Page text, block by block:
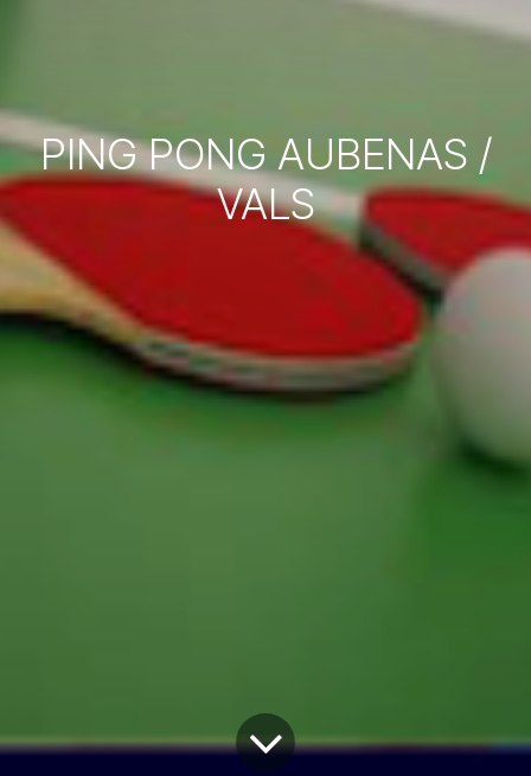
PING PONG AUBENAS /
VALS